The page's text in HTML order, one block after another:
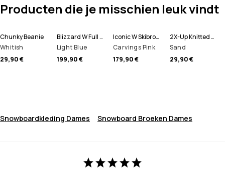
Producten die je misschien leuk vindt
Chunky Beanie
Whitish
29,90 €
Blizzard W Full Zip Snowboard jas Dames
Light Blue
199,90 €
Iconic W Skibroek Dames
Carvings Pink
179,90 €
2X-Up Knitted Skimasker
Sand
29,90 €
Snowboardkleding Dames Snowboard Broeken Dames